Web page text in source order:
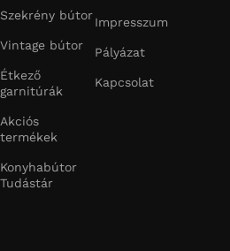
Szekrény bútor
Vintage bútor
Étkező
garnitúrák
Akciós
termékek
Konyhabútor
Tudástár
Impresszum
Pályázat
Kapcsolat